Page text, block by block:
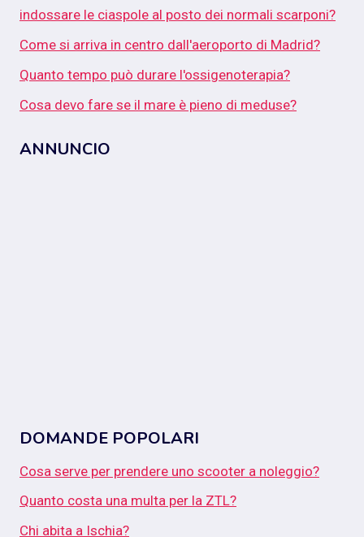
indossare le ciaspole al posto dei normali scarponi?
Come si arriva in centro dall'aeroporto di Madrid?
Quanto tempo può durare l'ossigenoterapia?
Cosa devo fare se il mare è pieno di meduse?
ANNUNCIO
DOMANDE POPOLARI
Cosa serve per prendere uno scooter a noleggio?
Quanto costa una multa per la ZTL?
Chi abita a Ischia?